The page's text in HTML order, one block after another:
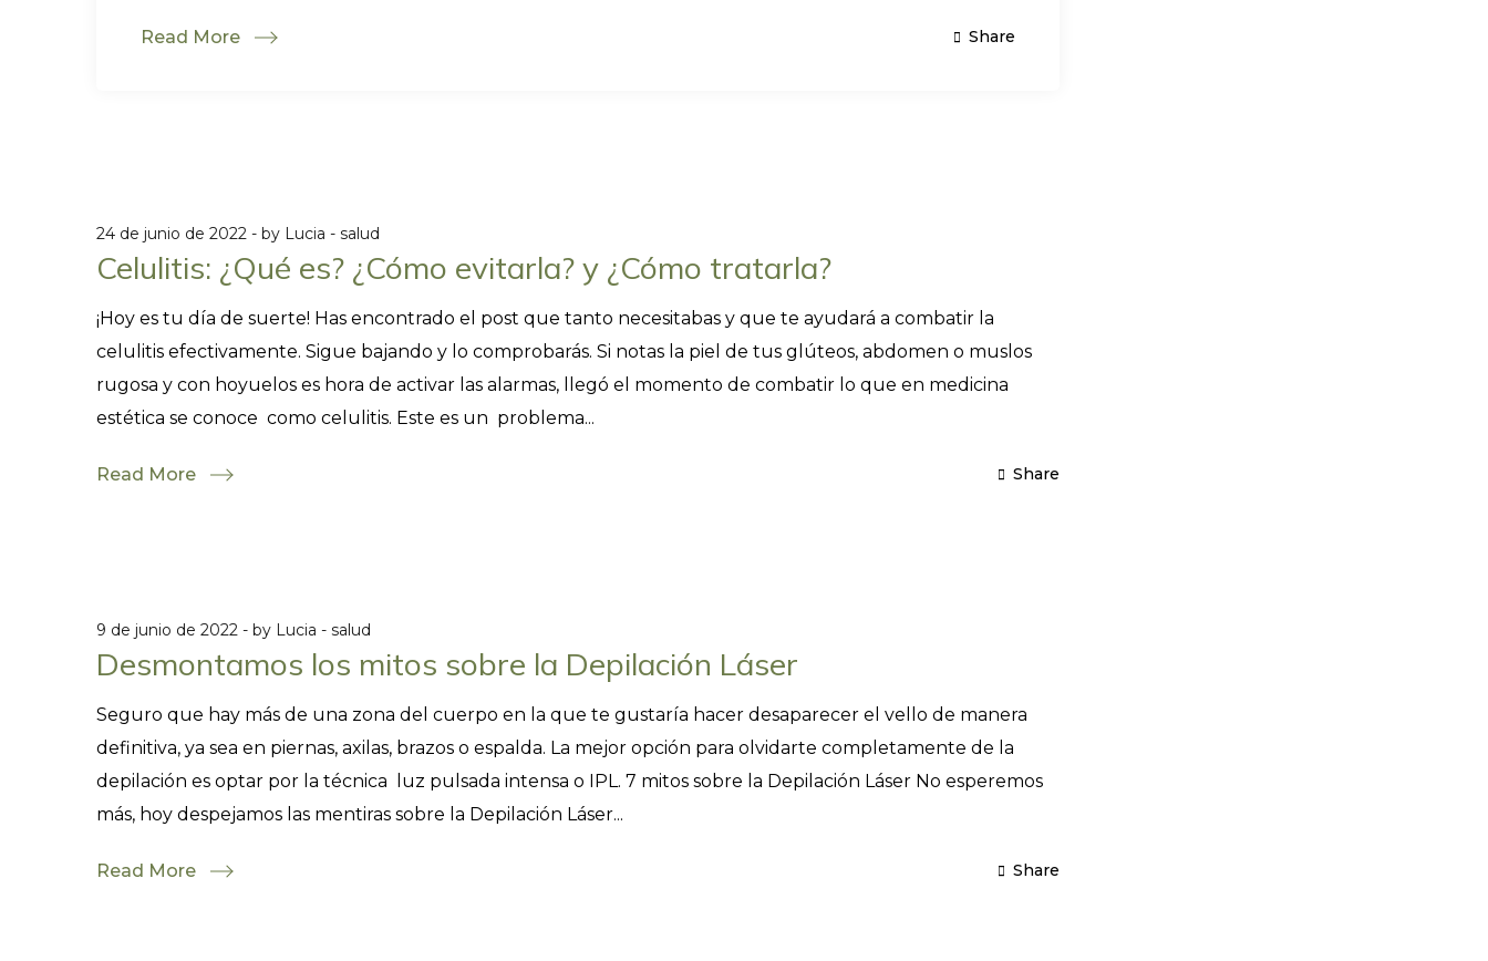
Read More Share
24 de junio de 2022 by Lucia salud
Celulitis: ¿Qué es? ¿Cómo evitarla? y ¿Cómo tratarla?
¡Hoy es tu día de suerte! Has encontrado el post que tanto necesitabas y que te ayudará a combatir la
celulitis efectivamente. Sigue bajando y lo comprobarás. Si notas la piel de tus glúteos, abdomen o muslos
rugosa y con hoyuelos es hora de activar las alarmas, llegó el momento de combatir lo que en medicina
estética se conoce como celulitis. Este es un problema...
Read More Share
9 de junio de 2022 by Lucia salud
Desmontamos los mitos sobre la Depilación Láser
Seguro que hay más de una zona del cuerpo en la que te gustaría hacer desaparecer el vello de manera
definitiva, ya sea en piernas, axilas, brazos o espalda. La mejor opción para olvidarte completamente de la
depilación es optar por la técnica luz pulsada intensa o IPL. 7 mitos sobre la Depilación Láser No esperemos
más, hoy despejamos las mentiras sobre la Depilación Láser...
Read More Share